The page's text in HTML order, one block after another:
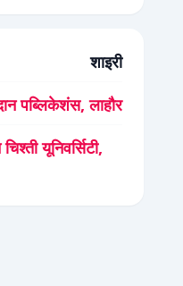
शाइरी
पब्लिकेशंस, लाहौर
यूनिवर्सिटी,